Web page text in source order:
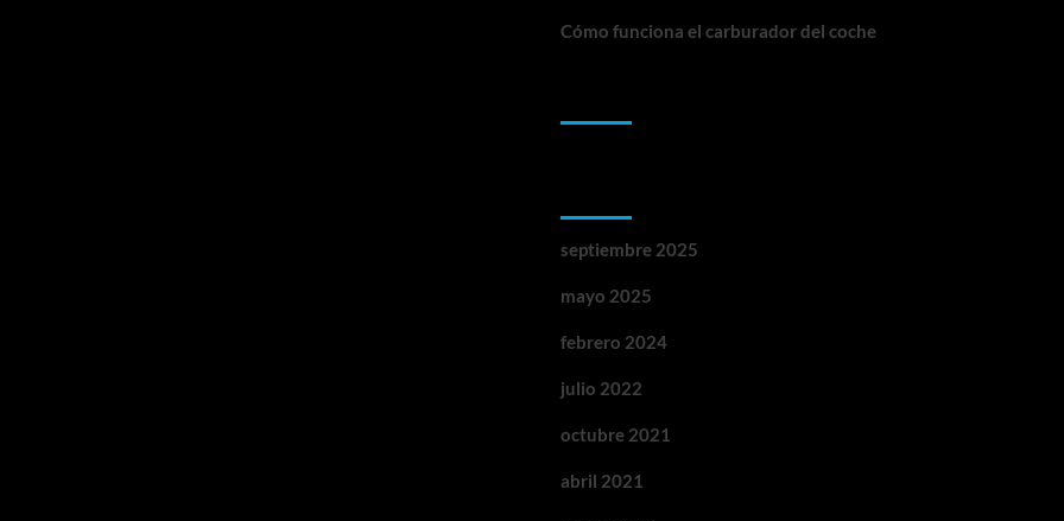
Cómo funciona el carburador del coche
septiembre 2025
mayo 2025
febrero 2024
julio 2022
octubre 2021
abril 2021